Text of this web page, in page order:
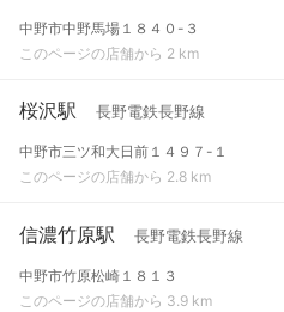
中野市中野馬場１８４０-３
このページの店舗から 2 km
桜沢駅 長野電鉄長野線
中野市三ツ和大日前１４９７-１
このページの店舗から 2.8 km
信濃竹原駅 長野電鉄長野線
中野市竹原松崎１８１３
このページの店舗から 3.9 km